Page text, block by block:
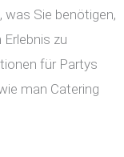
was Sie benötigen,
zu
für Partys
man Catering